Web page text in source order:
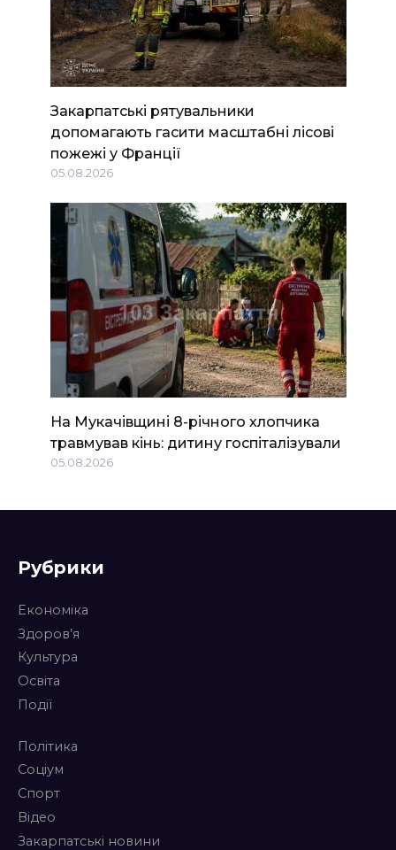
Закарпатські рятувальники
допомагають гасити масштабні лісові
пожежі у Франції
05.08.2026
На Мукачівщині 8-річного хлопчика
травмував кінь: дитину госпіталізували
05.08.2026
Рубрики
Економіка
Здоров’я
Культура
Освіта
Події
Політика
Соціум
Спорт
Відео
Закарпатські новини